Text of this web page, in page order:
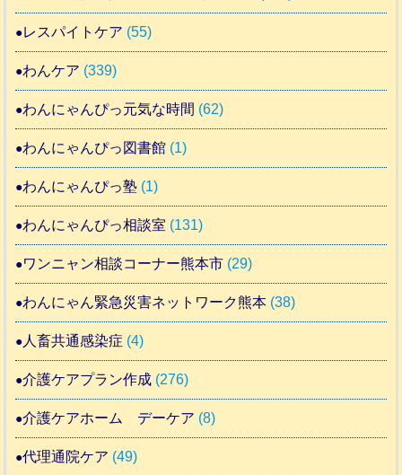
レスパイトケア (55)
わんケア (339)
わんにゃんぴっ元気な時間 (62)
わんにゃんぴっ図書館 (1)
わんにゃんぴっ塾 (1)
わんにゃんぴっ相談室 (131)
ワンニャン相談コーナー熊本市 (29)
わんにゃん緊急災害ネットワーク熊本 (38)
人畜共通感染症 (4)
介護ケアプラン作成 (276)
介護ケアホーム デーケア (8)
代理通院ケア (49)